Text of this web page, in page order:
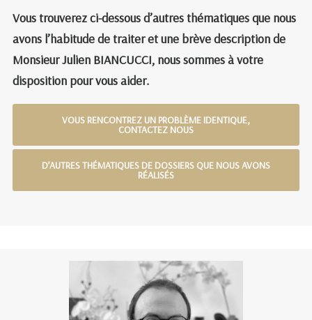
Vous trouverez ci-dessous d’autres thématiques que nous
avons l’habitude de traiter et une brève description de
Monsieur Julien BIANCUCCI, nous sommes à votre
disposition pour vous aider.
VOUS RENCONTREZ UN PROBLÈME IDENTIQUE,
CONTACTEZ NOUS
D’AUTRES THÉMATIQUES DE DOSSIERS QUE NOUS AVONS
RÉALISÉS